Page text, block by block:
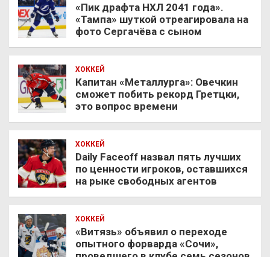
«Пик драфта НХЛ 2041 года».
«Тампа» шуткой отреагировала на
фото Сергачёва с сыном
ХОККЕЙ
Капитан «Металлурга»: Овечкин
сможет побить рекорд Гретцки,
это вопрос времени
ХОККЕЙ
Daily Faceoff назвал пять лучших
по ценности игроков, оставшихся
на рыке свободных агентов
ХОККЕЙ
«Витязь» объявил о переходе
опытного форварда «Сочи»,